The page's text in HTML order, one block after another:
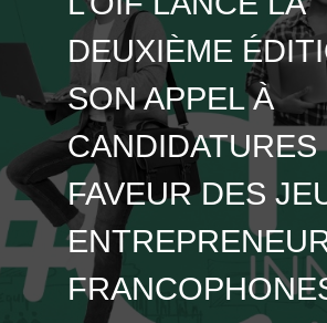
DEUXIÈME
SON APPEL À
CANDIDATURES
FAVEUR DES